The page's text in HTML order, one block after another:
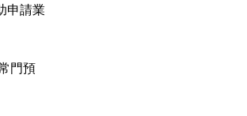
申請業
門預